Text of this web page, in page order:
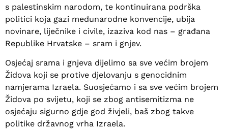
s palestinskim narodom, te kontinuirana podrška
politici koja gazi međunarodne konvencije, ubija
novinare, liječnike i civile, izaziva kod nas – građana
Republike Hrvatske – sram i gnjev.
Osjećaj srama i gnjeva dijelimo sa sve većim brojem
Židova koji se protive djelovanju s genocidnim
namjerama Izraela. Suosjećamo i sa sve većim brojem
Židova po svijetu, koji se zbog antisemitizma ne
osjećaju sigurno gdje god živjeli, baš zbog takve
politike državnog vrha Izraela.